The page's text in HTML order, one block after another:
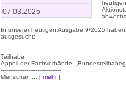
07.03.2025
In unserer heutigen Ausgabe 9/2025
ausgesucht:
Teilhabe
Appell der Fachverbände:
---------------------------------
Menschen ... [ mehr]